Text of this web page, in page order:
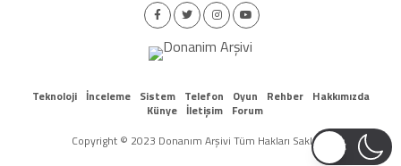
Teknoloji İnceleme Sistem Telefon Oyun Rehber
Hakkımızda
Künye İletişim Forum
Copyright © 2023 Donanım Arşivi Tüm Hakları Saklıdır.